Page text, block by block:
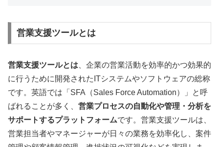
営業支援ツールとは
営業支援ツールとは、企業の営業活動を効率的かつ効果的
に行うために開発されたITシステムやソフトウェアの総称
です。英語では「SFA（Sales Force Automation）」と呼
ばれることが多く、 営業プロセスの自動化や管理・分析を
サポートするプラットフォームです。営業支援ツールは、
営業担当者やマネージャーが日々の業務を効率化し、案件